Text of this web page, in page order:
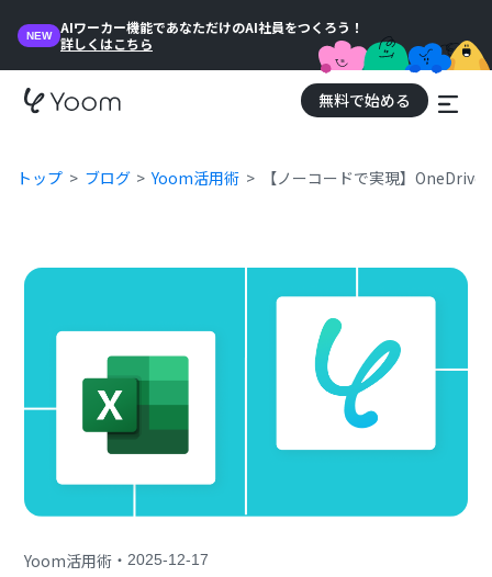
NEW
AIワーカー機能であなただけのAI社員をつくろう！
詳しくはこちら
無料で始める
トップ ブログ Yoom活用術 【ノーコードで実現】
Yoom活用術 ・2025-12-17